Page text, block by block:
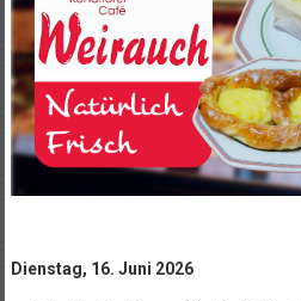
Dienstag, 16. Juni 2026